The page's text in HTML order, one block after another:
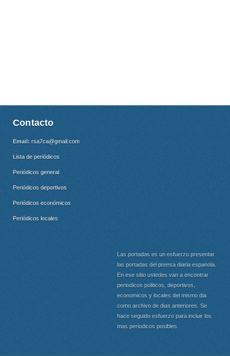
Contacto
Email: rsa7ca@gmail.com
Lista de periódicos
Periódicos general
Periódicos deportivos
Periódicos económicos
Periódicos locales
Las portadas es un esfuerzo presentar
las portadas del prensa diaria espanola.
En ese sitio ustedes van a encontrar
periodicos politicos, deportivos,
economicos y locales del mismo dia
como archivo de dias anteriores. Se
hace seguido esfuerzo para incluir los
mas periodicos posibles.